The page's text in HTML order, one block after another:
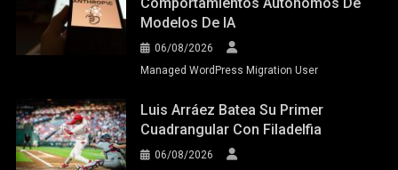
Comportamientos Autónomos De
Modelos De IA
06/08/2026
Managed WordPress Migration User
Luis Arráez Batea Su Primer
Cuadrangular Con Filadelfia
06/08/2026